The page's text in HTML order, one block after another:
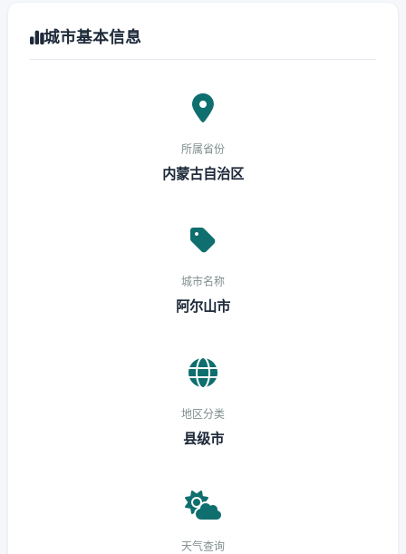
城市基本信息
所属省份
内蒙古自治区
城市名称
阿尔山市
地区分类
县级市
天气查询